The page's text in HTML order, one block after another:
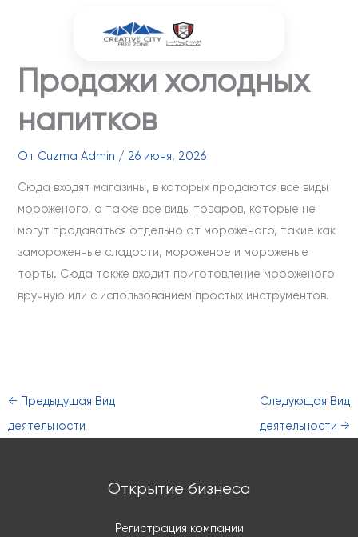
Продажи холодных
напитков
От Cuzma Admin / 26 июня, 2026
Сюда входят магазины, в которых продаются все виды
мороженого, а также все виды товаров, которые не
могут продаваться отдельно от мороженого, такие как
замороженные сладости, мороженое и мороженые
торты. Сюда также входит приготовление мороженого
вручную или с использованием простых инструментов.
← Предыдущая Вид
деятельности
Следующая Вид
деятельности→
Открытие бизнеса
Регистрация компании